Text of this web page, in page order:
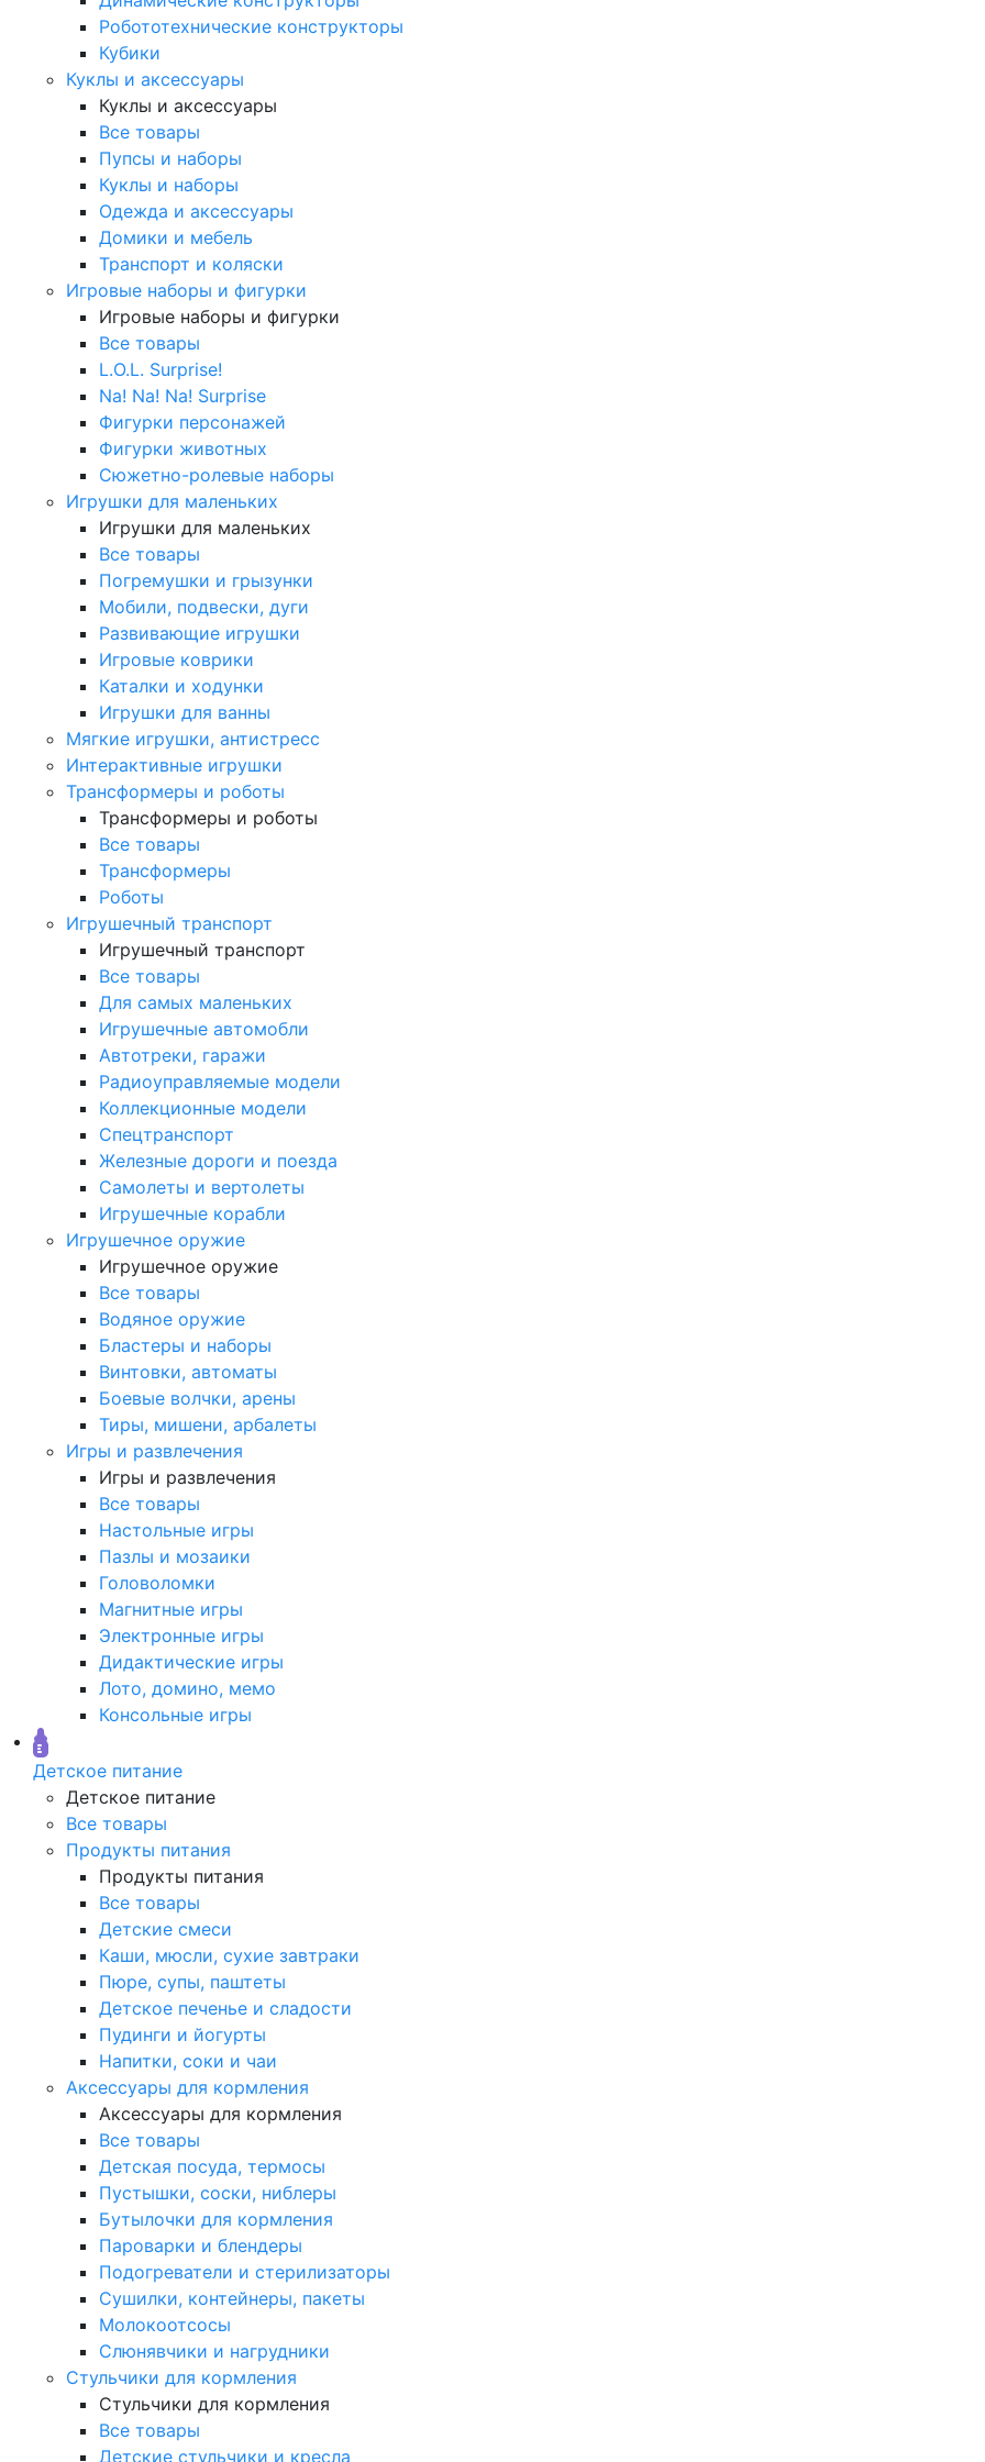
Робототехнические конструкторы
Кубики
Куклы и аксессуары
Куклы и аксессуары
Все товары
Пупсы и наборы
Куклы и наборы
Одежда и аксессуары
Домики и мебель
Транспорт и коляски
Игровые наборы и фигурки
Игровые наборы и фигурки
Все товары
L.O.L. Surprise!
Na! Na! Na! Surprise
Фигурки персонажей
Фигурки животных
Сюжетно-ролевые наборы
Игрушки для маленьких
Игрушки для маленьких
Все товары
Погремушки и грызунки
Мобили, подвески, дуги
Развивающие игрушки
Игровые коврики
Каталки и ходунки
Игрушки для ванны
Мягкие игрушки, антистресс
Интерактивные игрушки
Трансформеры и роботы
Трансформеры и роботы
Все товары
Трансформеры
Роботы
Игрушечный транспорт
Игрушечный транспорт
Все товары
Для самых маленьких
Игрушечные автомобли
Автотреки, гаражи
Радиоуправляемые модели
Коллекционные модели
Спецтранспорт
Железные дороги и поезда
Самолеты и вертолеты
Игрушечные корабли
Игрушечное оружие
Игрушечное оружие
Все товары
Водяное оружие
Бластеры и наборы
Винтовки, автоматы
Боевые волчки, арены
Тиры, мишени, арбалеты
Игры и развлечения
Игры и развлечения
Все товары
Настольные игры
Пазлы и мозаики
Головоломки
Магнитные игры
Электронные игры
Дидактические игры
Лото, домино, мемо
Консольные игры
Детское питание
Детское питание
Все товары
Продукты питания
Продукты питания
Все товары
Детские смеси
Каши, мюсли, сухие завтраки
Пюре, супы, паштеты
Детское печенье и сладости
Пудинги и йогурты
Напитки, соки и чаи
Аксессуары для кормления
Аксессуары для кормления
Все товары
Детская посуда, термосы
Пустышки, соски, ниблеры
Бутылочки для кормления
Пароварки и блендеры
Подогреватели и стерилизаторы
Сушилки, контейнеры, пакеты
Молокоотсосы
Слюнявчики и нагрудники
Стульчики для кормления
Стульчики для кормления
Все товары
Детские стульчики и кресла